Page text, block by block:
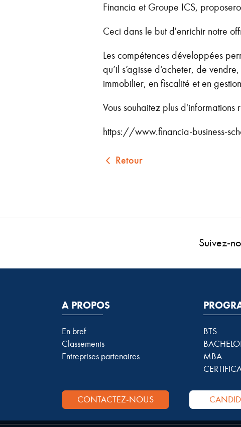
Financia et Groupe ICS,
Ceci dans le but d'enrichir notre
Les compétences développées
qu’il s’agisse d’acheter, de
immobilier, en fiscalité et en
Vous souhaitez plus d'informations
https://www.financia-business-
Retour
Suivez-
A PROPOS
En bref
Classements
Entreprises partenaires
BTS
MBA
CONTACTEZ-NOUS